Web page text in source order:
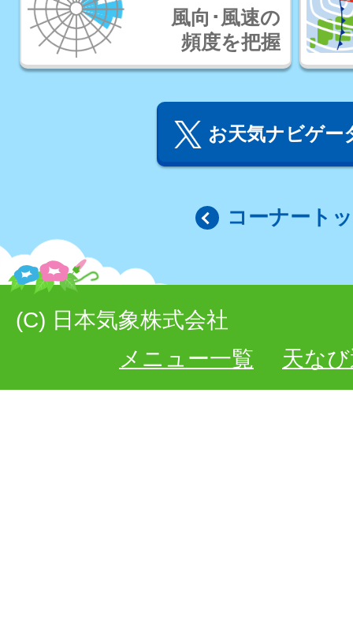
風向･風速の
頻度を把握
お天気ナビゲー
コーナート
(C) 日本気象株式会社
メニュー一覧
天な